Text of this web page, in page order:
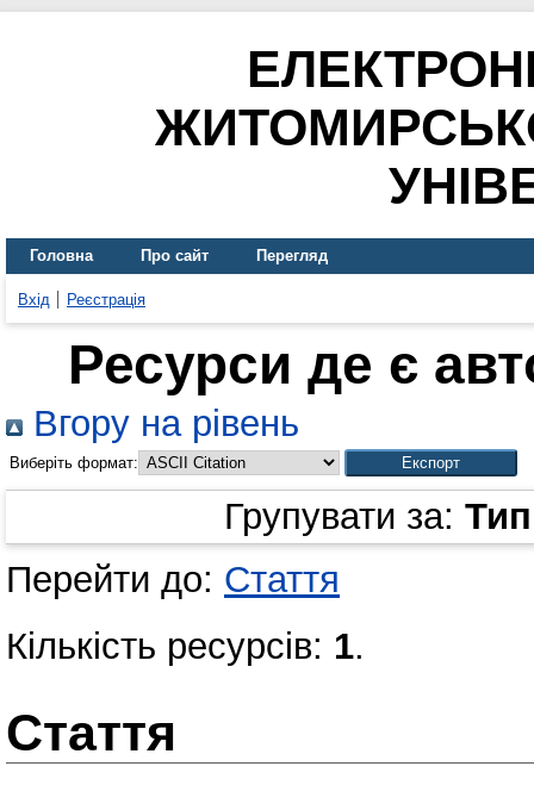
Головна Про сайт Перегляд
Вхід Реєстрація
Ресурси де є
Вгору на рівень
Виберіть формат:
Групувати за:
Перейти до: Стаття
Кількість ресурсів: 1.
Стаття